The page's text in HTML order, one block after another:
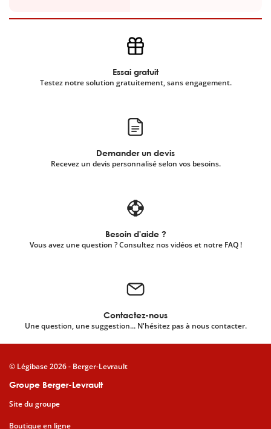
Essai gratuit
Testez notre solution gratuitement, sans engagement.
Demander un devis
Recevez un devis personnalisé selon vos besoins.
Besoin d'aide ?
Vous avez une question ? Consultez nos vidéos et notre FAQ !
Contactez-nous
Une question, une suggestion... N'hésitez pas à nous contacter.
Groupe Berger-Levrault
Site du groupe
Boutique en ligne
© Légibase 2026 - Berger-Levrault